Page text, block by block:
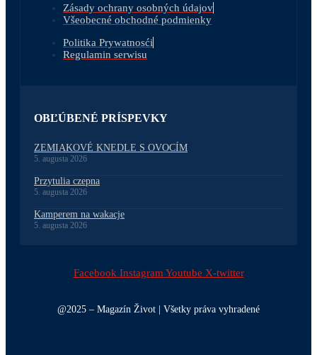
Zásady ochrany osobných údajov
Všeobecné obchodné podmienky
Politika Prywatnosći
Regulamin serwisu
OBĽÚBENÉ PRÍSPEVKY
ZEMIAKOVÉ KNEDLE S OVOCÍM
5. augusta 2026
Przytulia czepna
5. augusta 2026
Kamperem na wakacje
5. augusta 2026
Facebook Instagram Youtube X-twitter
@2025 – Magazín Život | Všetky práva vyhradené